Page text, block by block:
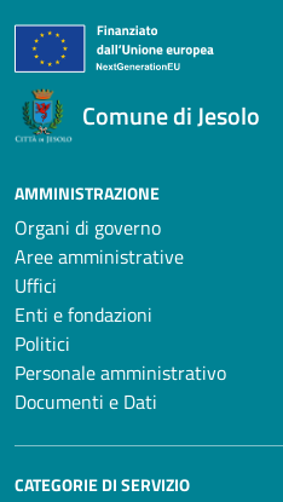
Comune di Jesolo
AMMINISTRAZIONE
Organi di governo
Aree amministrative
Uffici
Enti e fondazioni
Politici
Personale amministrativo
Documenti e Dati
CATEGORIE DI SERVIZIO